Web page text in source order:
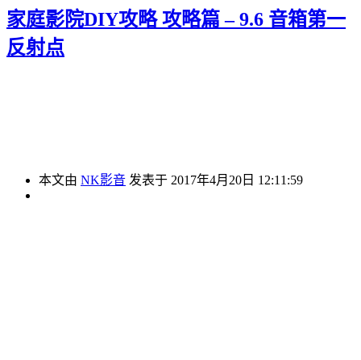
家庭影院DIY攻略 攻略篇 – 9.6 音箱第一
反射点
本文由 NK影音 发表于 2017年4月20日 12:11:59